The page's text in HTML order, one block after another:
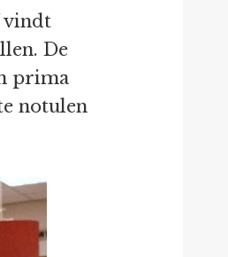
vindt
De
prima
notulen